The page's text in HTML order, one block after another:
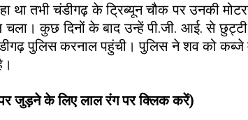
तभी चंडीगढ़ के ट्रिब्यून चौक पर उनकी
चला। कुछ दिनों के बाद उन्हें पी.जी. आई. से
पुलिस करनाल पहुंची। पुलिस ने शव को
जुड़ने के लिए लाल रंग पर क्लिक करें)